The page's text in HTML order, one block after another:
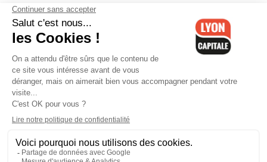
Contactez-nous-Mentions légales-CGV-Politique de